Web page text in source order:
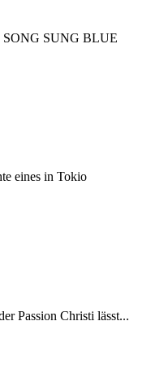
SONG SUNG BLUE
eines in Tokio
Passion Christi lässt...